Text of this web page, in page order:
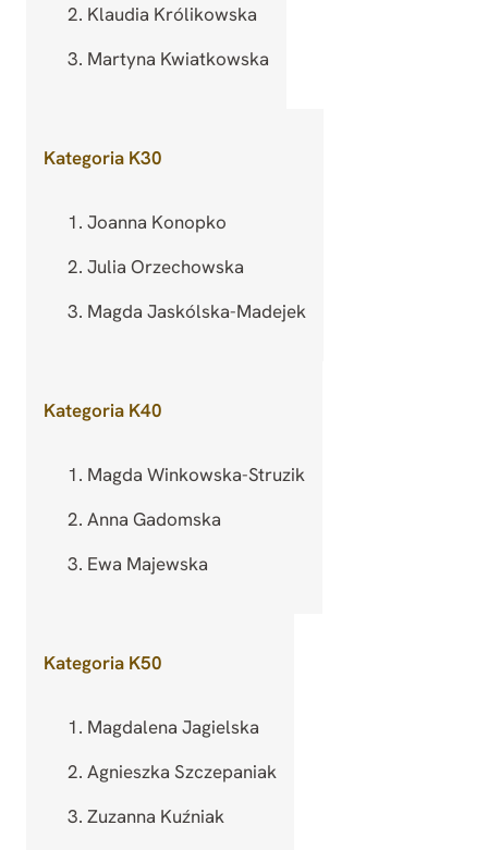
Klaudia Królikowska
Martyna Kwiatkowska
Kategoria K30
Joanna Konopko
Julia Orzechowska
Magda Jaskólska-Madejek
Kategoria K40
Magda Winkowska-Struzik
Anna Gadomska
Ewa Majewska
Kategoria K50
Magdalena Jagielska
Agnieszka Szczepaniak
Zuzanna Kuźniak